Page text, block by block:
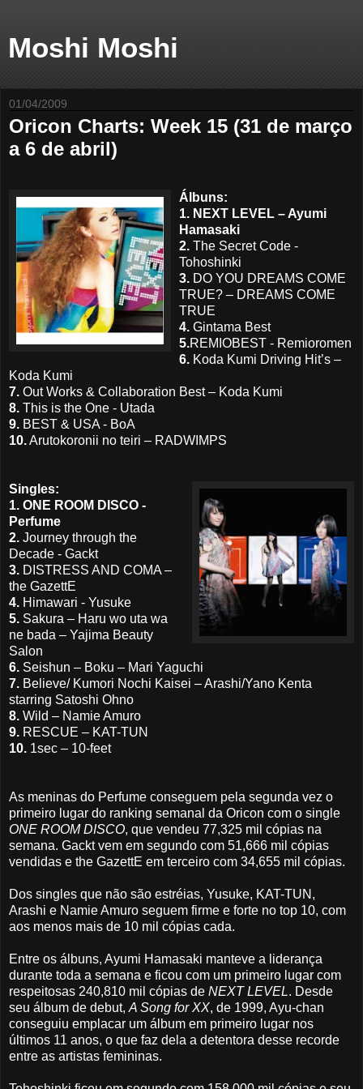
Moshi Moshi
01/04/2009
Oricon Charts: Week 15 (31 de março
a 6 de abril)
Álbuns:
1. NEXT LEVEL – Ayumi
Hamasaki
2. The Secret Code -
Tohoshinki
3. DO YOU DREAMS COME
TRUE? – DREAMS COME
TRUE
4. Gintama Best
5.REMIOBEST - Remioromen
6. Koda Kumi Driving Hit’s –
Koda Kumi
7. Out Works & Collaboration Best – Koda Kumi
8. This is the One - Utada
9. BEST & USA - BoA
10.Arutokoronii no teiri – RADWIMPS
Singles:
1. ONE ROOM DISCO -
Perfume
2. Journey through the
Decade - Gackt
3. DISTRESS AND COMA –
the GazettE
4. Himawari - Yusuke
5. Sakura – Haru wo uta wa
ne bada – Yajima Beauty
Salon
6. Seishun – Boku – Mari Yaguchi
7. Believe/ Kumori Nochi Kaisei – Arashi/Yano Kenta
starring Satoshi Ohno
8. Wild – Namie Amuro
9. RESCUE – KAT-TUN
10. 1sec – 10-feet
As meninas do Perfume conseguem pela segunda vez o
primeiro lugar do ranking semanal da Oricon com o single
ONE ROOM DISCO, que vendeu 77,325 mil cópias na
semana. Gackt vem em segundo com 51,666 mil cópias
vendidas e the GazettE em terceiro com 34,655 mil cópias.
Dos singles que não são estréias, Yusuke, KAT-TUN,
Arashi e Namie Amuro seguem firme e forte no top 10, com
aos menos mais de 10 mil cópias cada.
Entre os álbuns, Ayumi Hamasaki manteve a liderança
durante toda a semana e ficou com um primeiro lugar com
respeitosas 240,810 mil cópias de NEXT LEVEL. Desde
seu álbum de debut, A Song for XX, de 1999, Ayu-chan
conseguiu emplacar um álbum em primeiro lugar nos
últimos 11 anos, o que faz dela a detentora desse recorde
entre as artistas femininas.